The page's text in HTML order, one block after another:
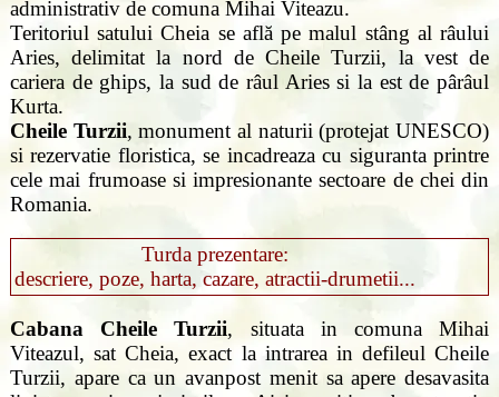
administrativ de comuna Mihai Viteazu.
Teritoriul satului Cheia se află pe malul stâng al râului
Aries, delimitat la nord de Cheile Turzii, la vest de
cariera de ghips, la sud de râul Aries si la est de pârâul
Kurta.
Cheile Turzii, monument al naturii (protejat UNESCO)
si rezervatie floristica, se incadreaza cu siguranta printre
cele mai frumoase si impresionante sectoare de chei din
Romania.
Turda prezentare:
descriere, poze, harta, cazare, atractii-drumetii...
Cabana Cheile Turzii, situata in comuna Mihai
Viteazul, sat Cheia, exact la intrarea in defileul Cheile
Turzii, apare ca un avanpost menit sa apere desavasita